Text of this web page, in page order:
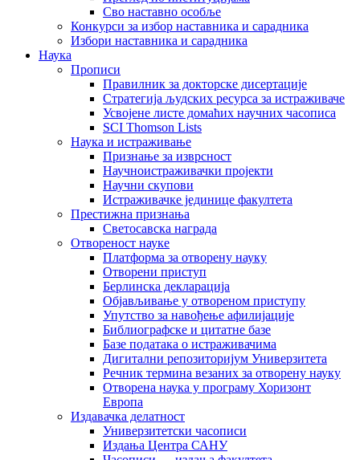
Сво наставно особље
Конкурси за избор наставника и сарадника
Избори наставника и сарадника
Наука
Прописи
Правилник за докторске дисертације
Стратегија људских ресурса за истраживаче
Усвојене листе домаћих научних часописа
SCI Thomson Lists
Наука и истраживање
Признање за изврсност
Научноистраживачки пројекти
Научни скупови
Истраживачке јединице факултета
Престижна признања
Светосавска награда
Отвореност науке
Платформа за отворену науку
Отворени приступ
Берлинска декларација
Објављивање у отвореном приступу
Упутство за навођење афилијације
Библиографске и цитатне базе
Базе података о истраживачима
Дигитални репозиторијум Универзитета
Рeчник термина везаних за отворену науку
Отворена наука у програму Хоризонт
Европа
Издавачка делатност
Универзитетски часописи
Издања Центра САНУ